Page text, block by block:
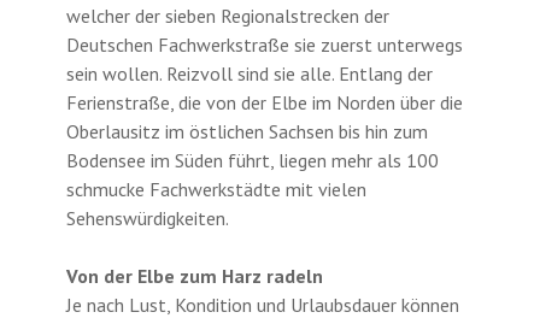
welcher der sieben Regionalstrecken der
Deutschen Fachwerkstraße sie zuerst unterwegs
sein wollen. Reizvoll sind sie alle. Entlang der
Ferienstraße, die von der Elbe im Norden über die
Oberlausitz im östlichen Sachsen bis hin zum
Bodensee im Süden führt, liegen mehr als 100
schmucke Fachwerkstädte mit vielen
Sehenswürdigkeiten.
Von der Elbe zum Harz radeln
Je nach Lust, Kondition und Urlaubsdauer können